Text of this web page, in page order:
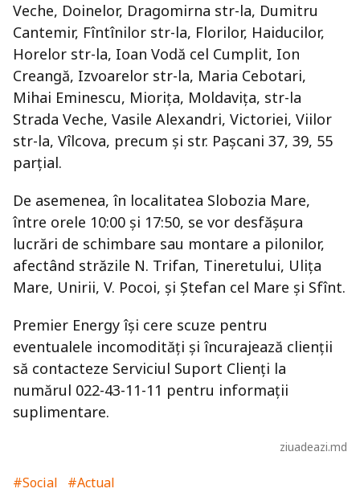
Veche, Doinelor, Dragomirna str-la, Dumitru
Cantemir, Fîntînilor str-la, Florilor, Haiducilor,
Horelor str-la, Ioan Vodă cel Cumplit, Ion
Creangă, Izvoarelor str-la, Maria Cebotari,
Mihai Eminescu, Mioriţa, Moldaviţa, str-la
Strada Veche, Vasile Alexandri, Victoriei, Viilor
str-la, Vîlcova, precum și str. Paşcani 37, 39, 55
parțial.
De asemenea, în localitatea Slobozia Mare,
între orele 10:00 și 17:50, se vor desfășura
lucrări de schimbare sau montare a pilonilor,
afectând străzile N. Trifan, Tineretului, Uliţa
Mare, Unirii, V. Pocoi, și Ştefan cel Mare şi Sfînt.
Premier Energy își cere scuze pentru
eventualele incomodități și încurajează clienții
să contacteze Serviciul Suport Clienți la
numărul 022-43-11-11 pentru informații
suplimentare.
ziuadeazi.md
#Social
#Actual